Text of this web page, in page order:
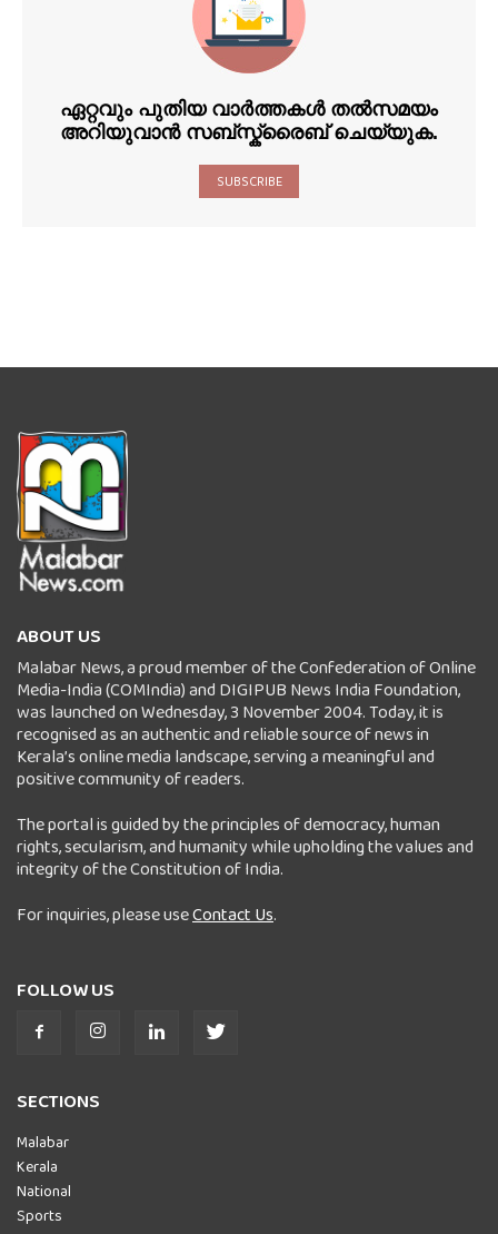
ഏറ്റവും പുതിയ വാർത്തകൾ തൽസമയം
അറിയുവാൻ സബ്സ്ക്രൈബ് ചെയ്യുക.
SUBSCRIBE
ABOUT US
Malabar News, a proud member of the Confederation of Online
Media-India (COMIndia) and DIGIPUB News India Foundation,
was launched on Wednesday, 3 November 2004. Today, it is
recognised as an authentic and reliable source of news in
Kerala’s online media landscape, serving a meaningful and
positive community of readers.
The portal is guided by the principles of democracy, human
rights, secularism, and humanity while upholding the values and
integrity of the Constitution of India.
For inquiries, please useContact Us.
FOLLOW US
SECTIONS
Malabar
Kerala
National
Sports